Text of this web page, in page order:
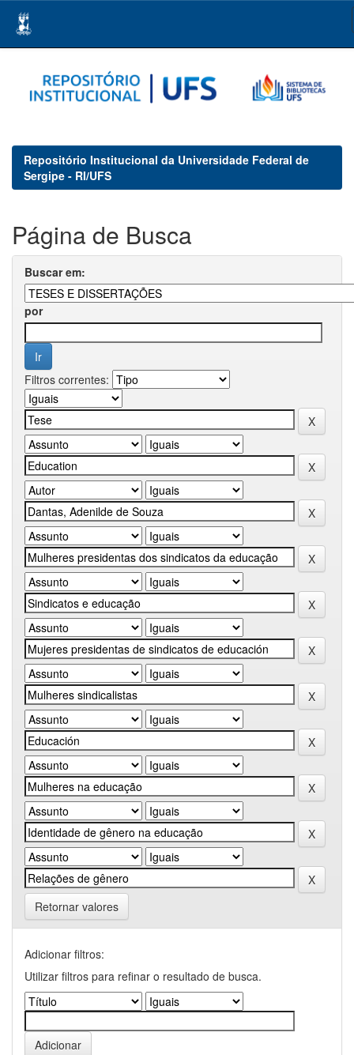
navigation
Repositório Institucional da Universidade Federal de
Sergipe - RI/UFS
Página de Busca
Buscar em:
por
Filtros correntes:
Retornar valores
Adicionar filtros:
Utilizar filtros para refinar o resultado de busca.